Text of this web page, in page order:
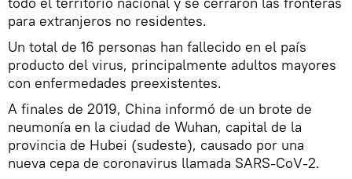
para extranjeros no residentes.
Un total de 16 personas han fallecido en el país
producto del virus, principalmente adultos mayores
con enfermedades preexistentes.
A finales de 2019, China informó de un brote de
neumonía en la ciudad de Wuhan, capital de la
provincia de Hubei (sudeste), causado por una
nueva cepa de coronavirus llamada SARS-CoV-2.